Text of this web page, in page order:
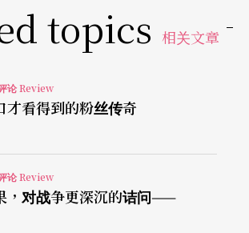
身体是否抹白粉或龇牙咧嘴。这
可能相对于现代舞的直立身体，或
技社会过度驯化而失效的身体，但
琪决定了用意志力来跳舞。身体
生产的作用，仍须通过现实中可
反映出来，因此我们在这里看到
体变形，这个意象实来自她确切掌
而表现出她在舞台上与众不同的存
topics 相关文章
论 Review
才看得到的粉丝传奇
论 Review
，对战争更深沉的诘问——